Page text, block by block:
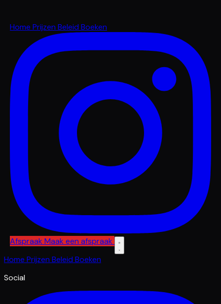
Home Prijzen Beleid Boeken
Afspraak Maak een afspraak
Home Prijzen Beleid Boeken
Social